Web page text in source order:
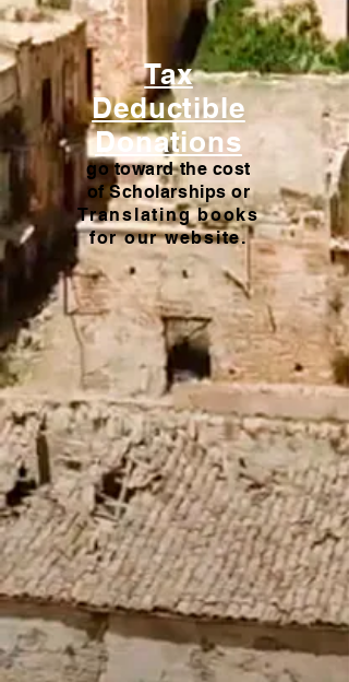
Tax
Deductible
Donations
go towardthe cost
of Scholarships or
Translating books
for our website.